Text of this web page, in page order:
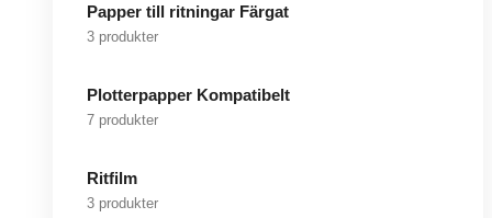
Papper till ritningar Färgat
3 produkter
Plotterpapper Kompatibelt
7 produkter
Ritfilm
3 produkter